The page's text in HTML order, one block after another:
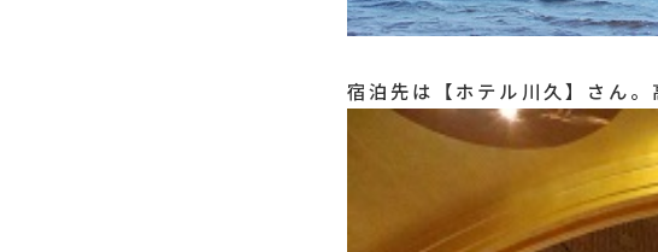
宿泊先は【ホテル川久】さん